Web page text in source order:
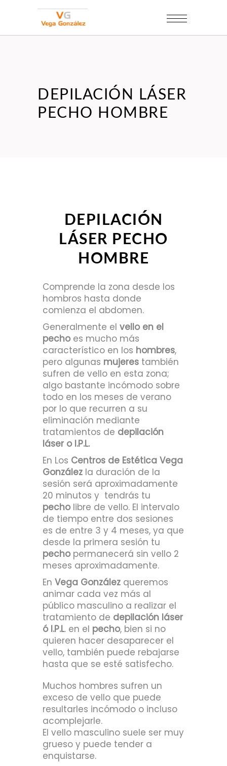
DEPILACIÓN LÁSER
PECHO HOMBRE
DEPILACIÓN
LÁSER PECHO
HOMBRE
Comprende la zona desde los
hombros hasta donde
comienza el abdomen.
Generalmente el vello en el
pecho es mucho más
característico en los hombres,
pero algunas mujeres también
sufren de vello en esta zona;
algo bastante incómodo sobre
todo en los meses de verano
por lo que recurren a su
eliminación mediante
tratamientos de depilación
láser o I.P.L.
En Los Centros de Estética Vega
González la duración de la
sesión será aproximadamente
20 minutos y tendrás tu
pecholibre de vello. El intervalo
de tiempo entre dos sesiones
es de entre 3 y 4 meses, ya que
desde la primera sesión tu
pechopermanecerá sin vello 2
meses aproximadamente.
En Vega González queremos
animar cada vez más al
público masculino a realizar el
tratamiento de depilación láser
ó I.P.L. en el pecho, bien si no
quieren hacer desaparecer el
vello, también puede rebajarse
hasta que se esté satisfecho.
Muchos hombres sufren un
exceso de vello que puede
resultarles incómodo o incluso
acomplejarle.
El vello masculino suele ser muy
grueso y puede tender a
enquistarse.